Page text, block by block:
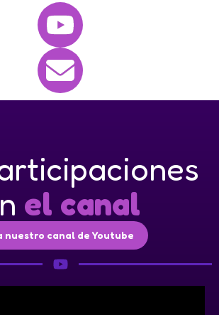
el canal
nuestro canal de Youtube